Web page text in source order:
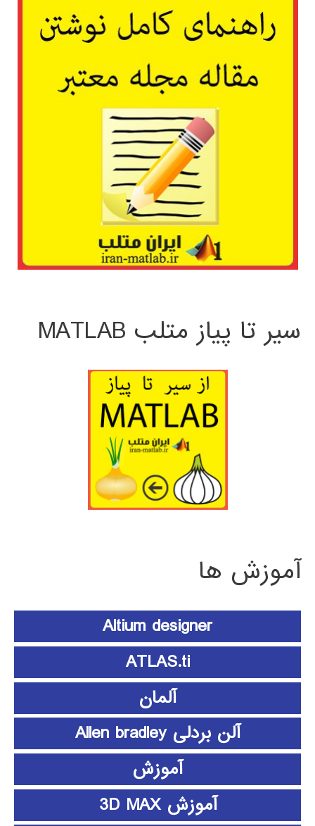
سیر تا پیاز متلب MATLAB
آموزش ها
Altium designer
ATLAS.ti
آلمان
آلن بردلی Allen bradley
آموزش
آموزش 3D MAX